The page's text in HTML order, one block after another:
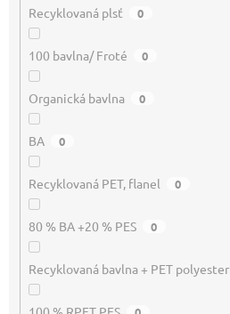
Recyklovaná plsť 0
100 bavlna/ Froté 0
Organická bavlna 0
BA 0
Recyklovaná PET, flanel 0
80 % BA +20 % PES 0
Recyklovaná bavlna + PET polyester